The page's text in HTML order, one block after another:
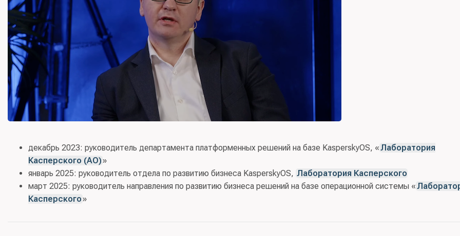
декабрь 2023: руководитель департамента платформенных решений на базе KasperskyOS, «Лаборатория
Касперского (АО)»
январь 2025: руководитель отдела по развитию бизнеса KasperskyOS, Лаборатория Касперского
март 2025: руководитель направления по развитию бизнеса решений на базе операционной системы «
Касперского»